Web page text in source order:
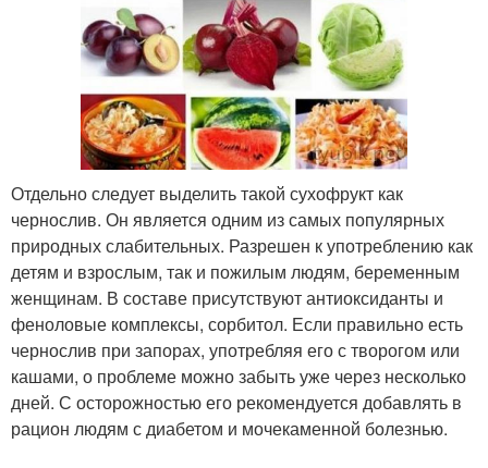
Отдельно следует выделить такой сухофрукт как
чернослив. Он является одним из самых популярных
природных слабительных. Разрешен к употреблению как
детям и взрослым, так и пожилым людям, беременным
женщинам. В составе присутствуют антиоксиданты и
феноловые комплексы, сорбитол. Если правильно есть
чернослив при запорах, употребляя его с творогом или
кашами, о проблеме можно забыть уже через несколько
дней. С осторожностью его рекомендуется добавлять в
рацион людям с диабетом и мочекаменной болезнью.